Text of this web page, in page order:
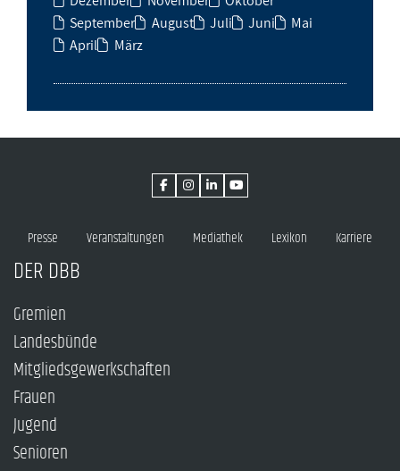
September
August Juli Juni
Mai
April
März
Presse Veranstaltungen Mediathek Lexikon Karriere
DER DBB
Gremien
Landesbünde
Mitgliedsgewerkschaften
Frauen
Jugend
Senioren